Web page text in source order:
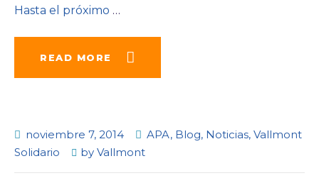
Hasta el próximo …
READ MORE
noviembre 7, 2014 APA, Blog, Noticias, Vallmont
Solidario
by Vallmont